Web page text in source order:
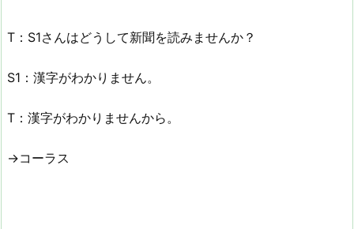
T：S1さんはどうして新聞を読みませんか？
S1：漢字がわかりません。
T：漢字がわかりませんから。
→コーラス